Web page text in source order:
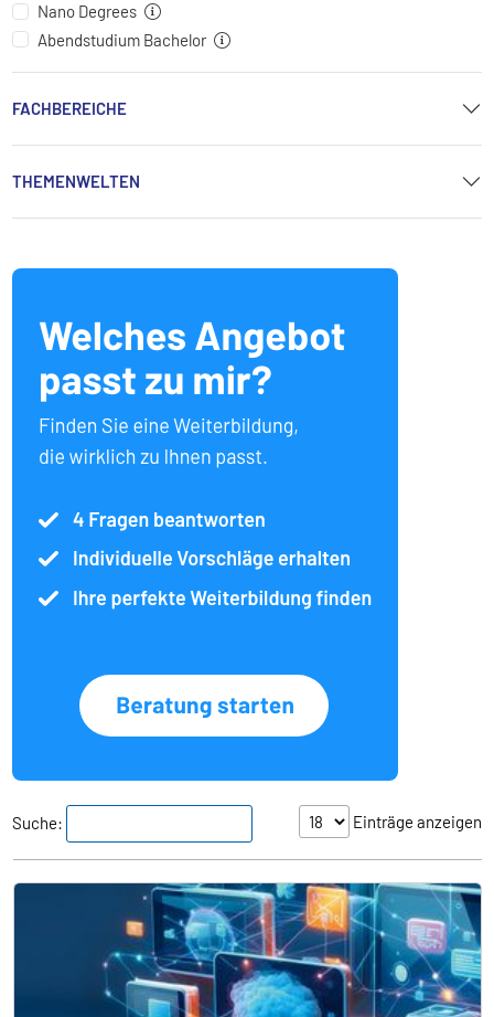
Nano Degrees
Abendstudium Bachelor
FACHBEREICHE
THEMENWELTEN
Einträge anzeigen
Suche: